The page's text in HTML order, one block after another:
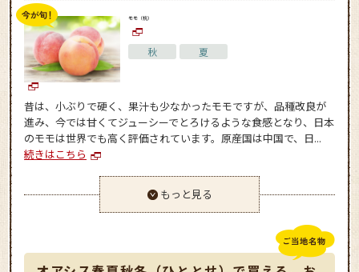
モモ（桃）
秋 夏
昔は、小ぶりで硬く、果汁も少なかったモモですが、品種改良が
進み、今では甘くてジューシーでとろけるような食感となり、日本
のモモは世界でも高く評価されています。原産国は中国で、日...
続きはこちら
もっと見る